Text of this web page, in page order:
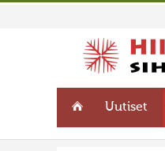
Uutiset